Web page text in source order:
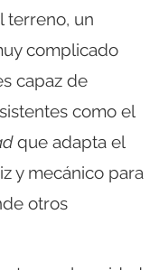
terreno, un
complicado
capaz de
como el
que adapta el
y mecánico para
otros